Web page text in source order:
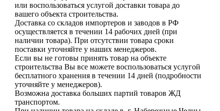
или воспользоваться услугой доставки товара до
вашего объекта строительства.
Доставка со складов импортеров и заводов в РФ
осуществляется в течении 14 рабочих дней (при
наличии товара). При отсутствии товара сроки
поставки уточняйте у наших менеджеров.
Если вы не готовы принять товар на объекте
строительства Вы все можете воспользоваться услугой
бесплатного хранения в течении 14 дней (подробности
уточняйте у менеджеров).
Возможна доставка больших партий товаров ЖД
транспортом.